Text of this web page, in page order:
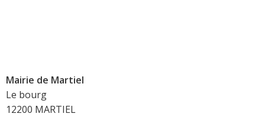
Mairie de Martiel
Le bourg
12200 MARTIEL